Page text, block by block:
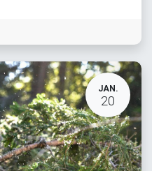
JAN.
20